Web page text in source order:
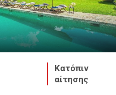
Κατόπιν
αίτησης